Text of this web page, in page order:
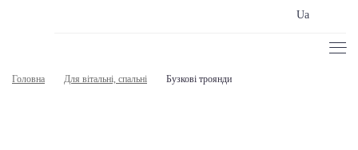
Ua
Головна Для вітальні, спальні Бузкові троянди